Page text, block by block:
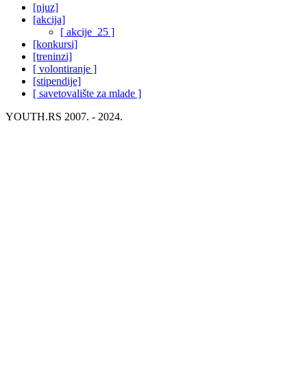
[njuz]
[akcija]
[ akcije_25 ]
[konkursi]
[treninzi]
[ volontiranje ]
[stipendije]
[ savetovalište za mlade ]
YOUTH.RS 2007. - 2024.